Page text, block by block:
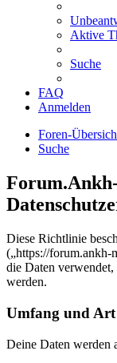
Aktive
Suche
FAQ
Anmelden
Foren-
Suche
Diese Richtlinie
(„https://forum.ankh-
die Daten verwendet,
werden.
Umfang und Art
Deine Daten werden